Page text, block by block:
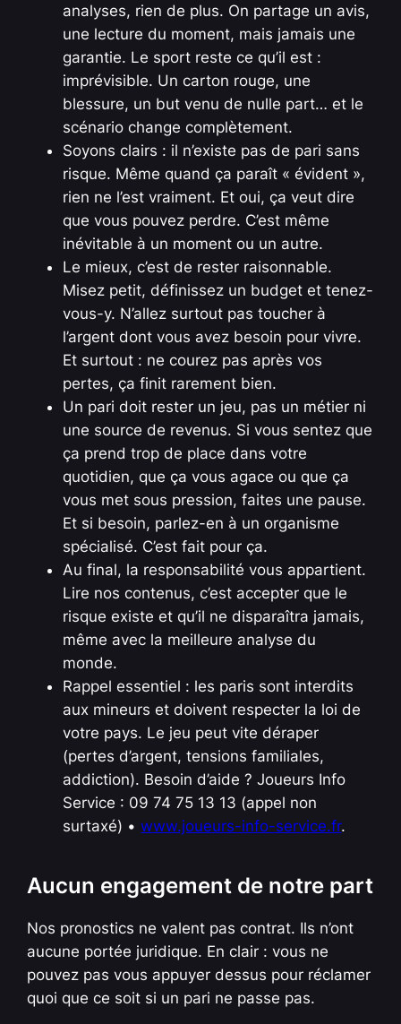
analyses, rien de plus. On partage un avis,
une lecture du moment, mais jamais une
garantie. Le sport reste ce qu’il est :
imprévisible. Un carton rouge, une
blessure, un but venu de nulle part… et le
scénario change complètement.
Soyons clairs : il n’existe pas de pari sans
risque. Même quand ça paraît « évident »,
rien ne l’est vraiment. Et oui, ça veut dire
que vous pouvez perdre. C’est même
inévitable à un moment ou un autre.
Le mieux, c’est de rester raisonnable.
Misez petit, définissez un budget et tenez-
vous-y. N’allez surtout pas toucher à
l’argent dont vous avez besoin pour vivre.
Et surtout : ne courez pas après vos
pertes, ça finit rarement bien.
Un pari doit rester un jeu, pas un métier ni
une source de revenus. Si vous sentez que
ça prend trop de place dans votre
quotidien, que ça vous agace ou que ça
vous met sous pression, faites une pause.
Et si besoin, parlez-en à un organisme
spécialisé. C’est fait pour ça.
Au final, la responsabilité vous appartient.
Lire nos contenus, c’est accepter que le
risque existe et qu’il ne disparaîtra jamais,
même avec la meilleure analyse du
monde.
Rappel essentiel : les paris sont interdits
aux mineurs et doivent respecter la loi de
votre pays. Le jeu peut vite déraper
(pertes d’argent, tensions familiales,
addiction). Besoin d’aide ? Joueurs Info
Service : 09 74 75 13 13 (appel non
surtaxé) •www.joueurs-info-service.fr.
Aucun engagement de notre part
Nos pronostics ne valent pas contrat. Ils n’ont
aucune portée juridique. En clair : vous ne
pouvez pas vous appuyer dessus pour réclamer
quoi que ce soit si un pari ne passe pas.